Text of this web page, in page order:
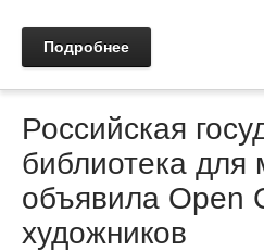
Подробнее
Российская
библиотека для
объявила Open
художников